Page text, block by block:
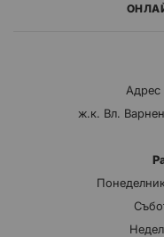
Адрес
ж.к. Вл.